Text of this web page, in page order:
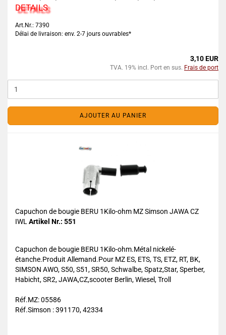
DETAILS
Art.Nr.: 7390
Délai de livraison: env. 2-7 jours ouvrables*
3,10 EUR
TVA. 19% incl. Port en sus. Frais de port
AJOUTER AU PANIER
Capuchon de bougie BERU 1Kilo-ohm MZ Simson JAWA CZ
IWL Artikel Nr.: 551
Capuchon de bougie BERU 1Kilo-ohm.Métal nickelé-
étanche.Produit Allemand.Pour MZ ES, ETS, TS, ETZ, RT, BK,
SIMSON AWO, S50, S51, SR50, Schwalbe, Spatz,Star, Sperber,
Habicht, SR2, JAWA,CZ,scooter Berlin, Wiesel, Troll
Réf.MZ: 05586
Réf.Simson : 391170, 42334